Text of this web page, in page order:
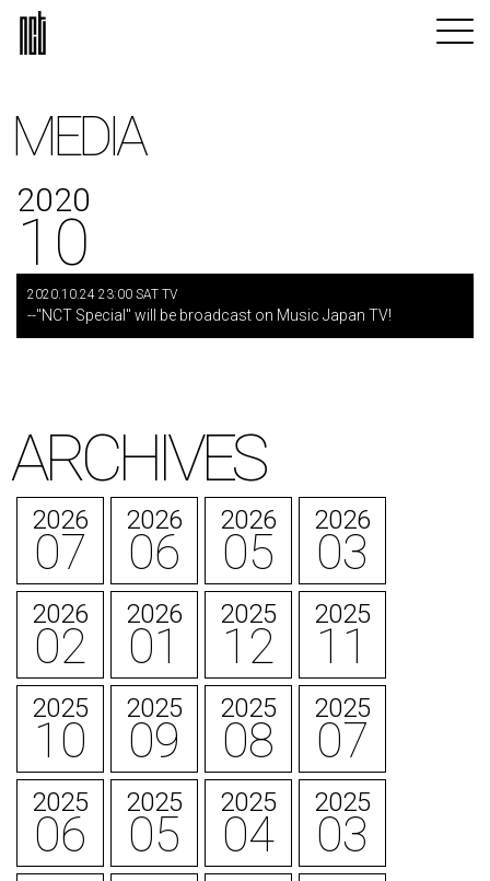
MEDIA
2020
10
2020.10.24 23:00 SAT TV
--"NCT Special" will be broadcast on Music Japan TV!
ARCHIVES
2026
07
2026
06
2026
05
2026
03
2026
02
2026
01
2025
12
2025
11
2025
10
2025
09
2025
08
2025
07
2025
06
2025
05
2025
04
2025
03